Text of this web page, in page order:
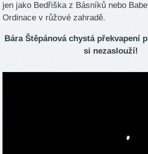
jen jako Bedřiška z Básníků nebo
Ordinace v růžové zahradě.
Bára Štěpánová chystá překvapení
si nezaslouží!